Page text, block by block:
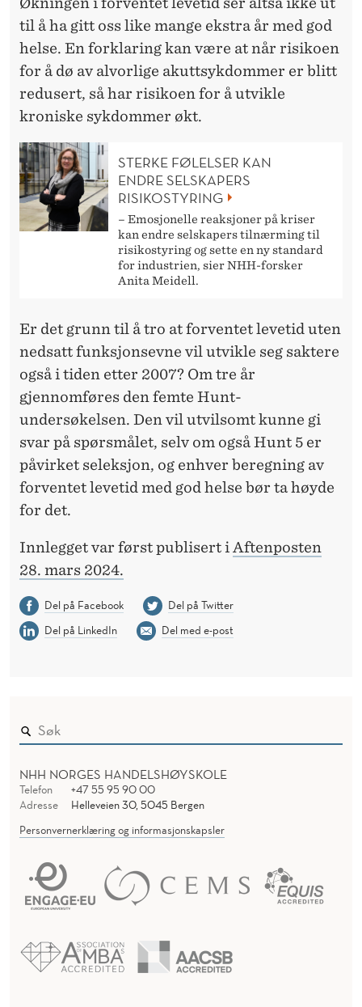
til å ha gitt oss like mange ekstra år med god
helse. En forklaring kan være at når risikoen
for å dø av alvorlige akuttsykdommer er blitt
redusert, så har risikoen for å utvikle
kroniske sykdommer økt.
STERKE FØLELSER KAN
ENDRE SELSKAPERS
RISIKOSTYRING
– Emosjonelle reaksjoner på kriser
kan endre selskapers tilnærming til
risikostyring og sette en ny standard
for industrien, sier NHH-forsker
Anita Meidell.
Er det grunn til å tro at forventet levetid uten
nedsatt funksjonsevne vil utvikle seg saktere
også i tiden etter 2007? Om tre år
gjennomføres den femte Hunt-
undersøkelsen. Den vil utvilsomt kunne gi
svar på spørsmålet, selv om også Hunt 5 er
påvirket seleksjon, og enhver beregning av
forventet levetid med god helse bør ta høyde
for det.
Innlegget var først publisert iAftenposten
28. mars 2024.
Del på Facebook
Del på Twitter
Del på LinkedIn
Del med e-post
NHH NORGES HANDELSHØYSKOLE
Telefon
+47 55 95 90 00
Adresse
Helleveien 30, 5045 Bergen
Personvernerklæring og informasjonskapsler